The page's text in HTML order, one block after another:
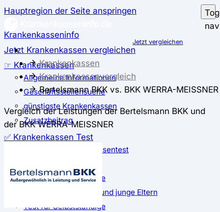
Hauptregion der Seite anspringen
Krankenkasseninfo
Jetzt Krankenkassen vergleichen
☞ Krankenkassen
Allgemeine Informationen
Geschäftsstellensuche
günstigste Krankenkassen
Zusatzbeitrag
✅ Krankenkassen Test
Der große Krankenkassentest
Test für Auszubildende
Test für Schwangere und junge Eltern
Test für Selbstständige
Jetzt vergleichen
Krankenkassen
Krankenkassenvergleich
Bertelsmann BKK vs. BKK WERRA-MEISSNER
Vergleich der Leistungen der Bertelsmann BKK und
der BKK WERRA-MEISSNER